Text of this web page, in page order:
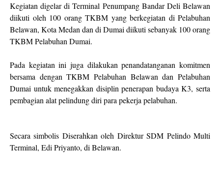
Kegiatan digelar di Terminal Penumpang Bandar Deli Belawan
diikuti oleh 100 orang TKBM yang berkegiatan di Pelabuhan
Belawan, Kota Medan dan di Dumai diikuti sebanyak 100 orang
TKBM Pelabuhan Dumai.
Pada kegiatan ini juga dilakukan penandatanganan komitmen
bersama dengan TKBM Pelabuhan Belawan dan Pelabuhan
Dumai untuk menegakkan disiplin penerapan budaya K3, serta
pembagian alat pelindung diri para pekerja pelabuhan.
Secara simbolis Diserahkan oleh Direktur SDM Pelindo Multi
Terminal, Edi Priyanto, di Belawan.